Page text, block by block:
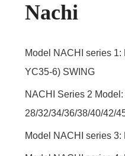
Nachi
Model NACHI series
YC35-6) SWING
NACHI Series 2
28/32/34/36/38/40/42/
Model NACHI series